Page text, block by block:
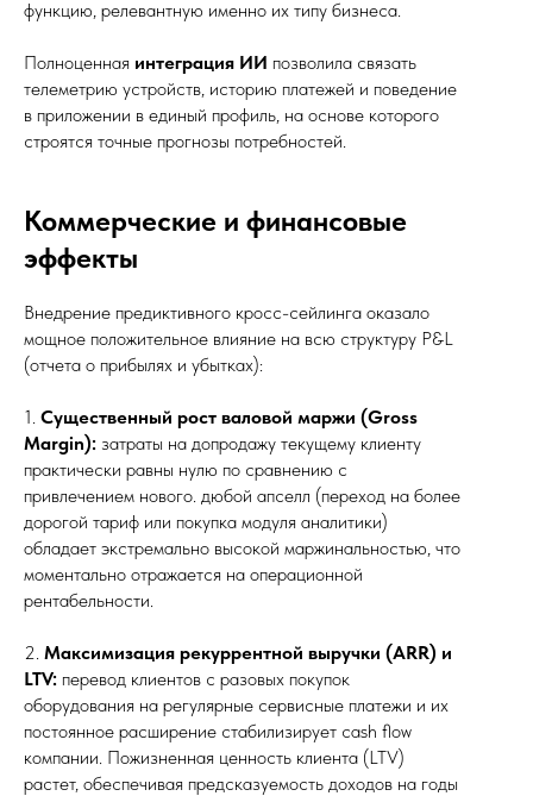
функцию, релевантную именно их типу бизнеса.
Полноценная интеграция ИИ позволила связать
телеметрию устройств, историю платежей и поведение
в приложении в единый профиль, на основе которого
строятся точные прогнозы потребностей.
Коммерческие и финансовые
эффекты
Внедрение предиктивного кросс-сейлинга оказало
мощное положительное влияние на всю структуру P&L
(отчета о прибылях и убытках):
1. Существенный рост валовой маржи (Gross
Margin): затраты на допродажу текущему клиенту
практически равны нулю по сравнению с
привлечением нового. дюбой апселл (переход на более
дорогой тариф или покупка модуля аналитики)
обладает экстремально высокой маржинальностью, что
моментально отражается на операционной
рентабельности.
2. Максимизация рекуррентной выручки (ARR) и
LTV: перевод клиентов с разовых покупок
оборудования на регулярные сервисные платежи и их
постоянное расширение стабилизирует cash flow
компании. Пожизненная ценность клиента (LTV)
растет, обеспечивая предсказуемость доходов на годы